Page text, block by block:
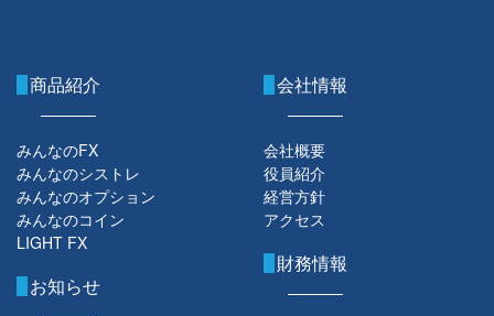
商品紹介
みんなのFX
みんなのシストレ
みんなのオプション
みんなのコイン
LIGHT FX
お知らせ
会社情報
会社概要
役員紹介
経営方針
アクセス
財務情報